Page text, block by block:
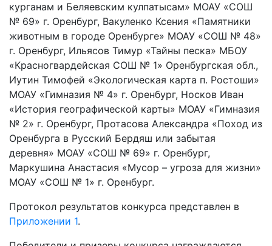
курганам и Беляевским кулпатысам» МОАУ «СОШ
№ 69» г. Оренбург, Вакуленко Ксения «Памятники
животным в городе Оренбурге» МОАУ «СОШ № 48»
г. Оренбург, Ильясов Тимур «Тайны песка» МБОУ
«Красногвардейская СОШ № 1» Оренбургская обл.,
Иутин Тимофей «Экологическая карта п. Ростоши»
МОАУ «Гимназия № 4» г. Оренбург, Носков Иван
«История географической карты» МОАУ «Гимназия
№ 2» г. Оренбург, Протасова Александра «Поход из
Оренбурга в Русский Бердяш или забытая
деревня» МОАУ «СОШ № 69» г. Оренбург,
Маркушина Анастасия «Мусор – угроза для жизни»
МОАУ «СОШ № 1» г. Оренбург.
Протокол результатов конкурса представлен в
Приложении 1.